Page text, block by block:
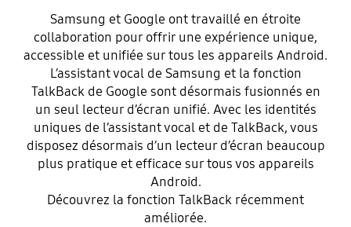
Samsung et Google ont travaillé en étroite
collaboration pour offrir une expérience unique,
accessible et unifiée sur tous les appareils Android.
L’assistant vocal de Samsung et la fonction
TalkBack de Google sont désormais fusionnés en
un seul lecteur d’écran unifié. Avec les identités
uniques de l’assistant vocal et de TalkBack, vous
disposez désormais d’un lecteur d’écran beaucoup
plus pratique et efficace sur tous vos appareils
Android.
Découvrez la fonction TalkBack récemment
améliorée.